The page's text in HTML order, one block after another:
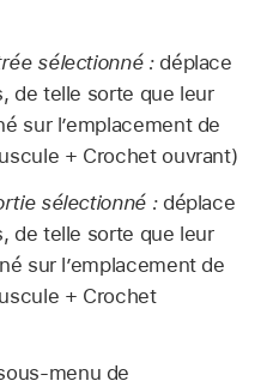
sélectionné :déplace
de telle sorte que leur
sur l’emplacement de
+ Crochet ouvrant)
sélectionné :déplace
de telle sorte que leur
sur l’emplacement de
+ Crochet
menu de